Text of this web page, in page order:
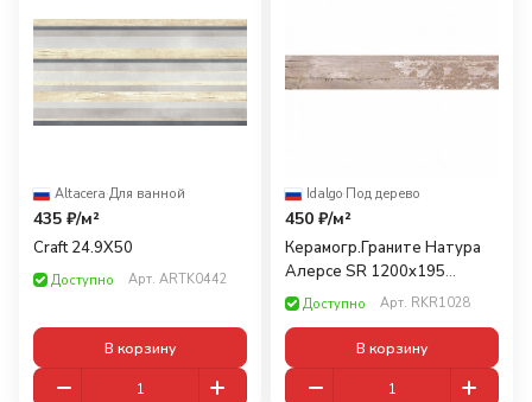
Altacera·Для ванной
435 ₽/м²
Craft 24.9Х50
Доступно Арт. ARTK0442
В корзину
Idalgo·Под дерево
450 ₽/м²
Керамогр.Граните Натура
Алерсе SR 1200x195
(1,638)
Доступно Арт. RKR1028
В корзину